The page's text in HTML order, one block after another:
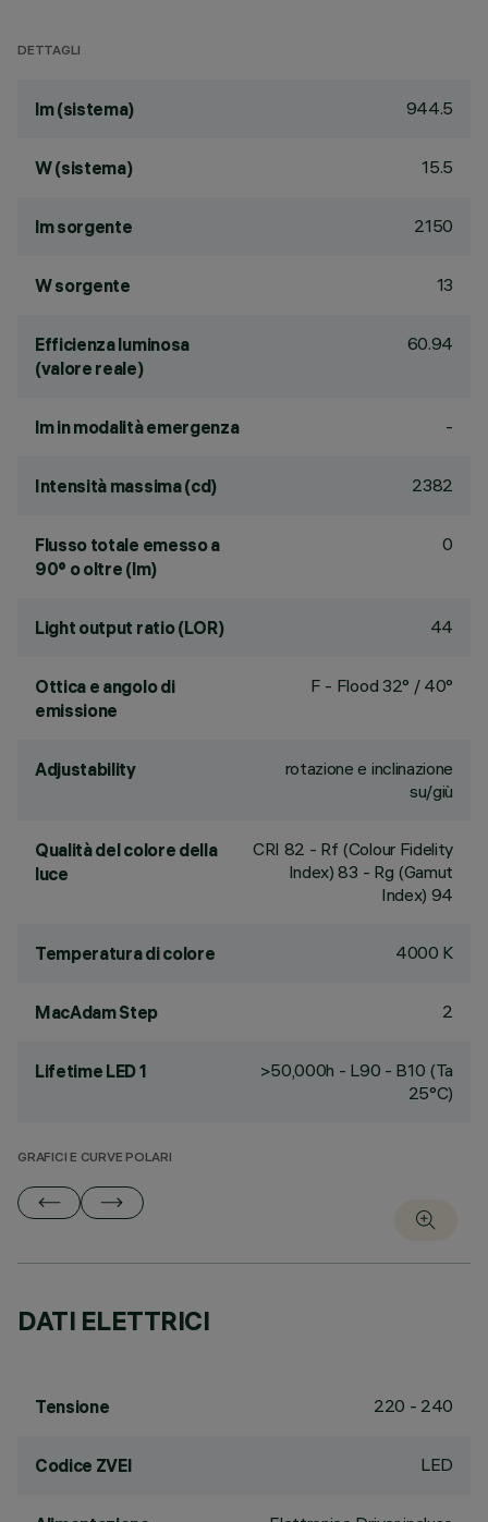
DETTAGLI
lm (sistema) 944.5
W (sistema) 15.5
lm sorgente 2150
W sorgente 13
Efficienza luminosa
(valore reale)
60.94
lm in modalità emergenza -
Intensità massima (cd) 2382
Flusso totale emesso a
90° o oltre (lm)
0
Light output ratio (LOR) 44
Ottica e angolo di
emissione
F - Flood 32° / 40°
Adjustability
rotazione e inclinazione
su/giù
Qualità del colore della
luce
CRI 82 - Rf (Colour Fidelity
Index) 83 - Rg (Gamut
Index) 94
Temperatura di colore 4000 K
MacAdam Step 2
Lifetime LED 1
>50,000h - L90 - B10 (Ta
25°C)
GRAFICI E CURVE POLARI
DATI ELETTRICI
Tensione 220 - 240
Codice ZVEI LED